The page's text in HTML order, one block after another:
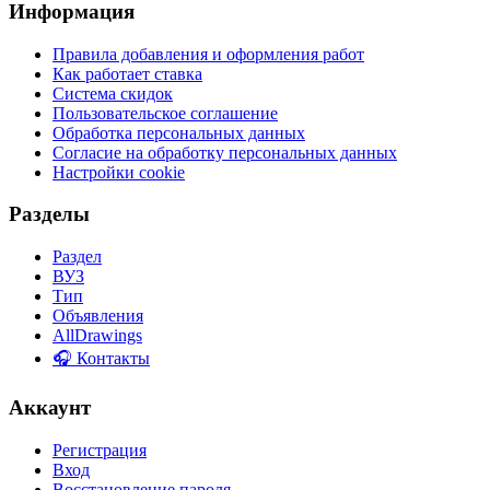
Информация
Правила добавления и оформления работ
Как работает ставка
Система скидок
Пользовательское соглашение
Обработка персональных данных
Согласие на обработку персональных данных
Настройки cookie
Разделы
Раздел
ВУЗ
Тип
Объявления
AllDrawings
🎧 Контакты
Аккаунт
Регистрация
Вход